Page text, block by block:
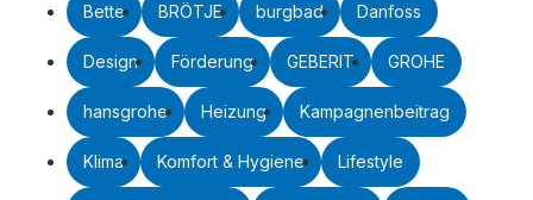
Bette BRÖTJE burgbad Danfoss
Design Förderung GEBERIT GROHE
hansgrohe Heizung Kampagnenbeitrag
Klima Komfort & Hygiene Lifestyle